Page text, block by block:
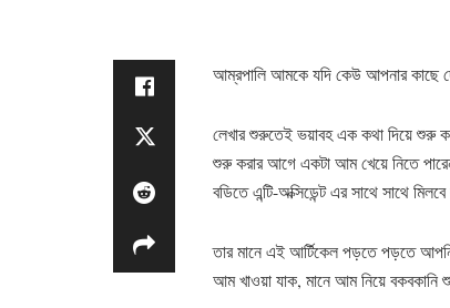
আম্রপালি আমকে যদি কেউ আপনার কাছে
লেখার শুরুতেই ভয়াবহ এক কথা দিয়ে শুরু
শুরু করার আগে একটা আম খেয়ে নিতে
বডিতে এন্টি-অক্সিডেন্ট এর সাথে সাথে
তার মানে এই আর্টিকেল পড়তে পড়তে
আম খাওয়া যাক, মানে আম নিয়ে বকবকানি